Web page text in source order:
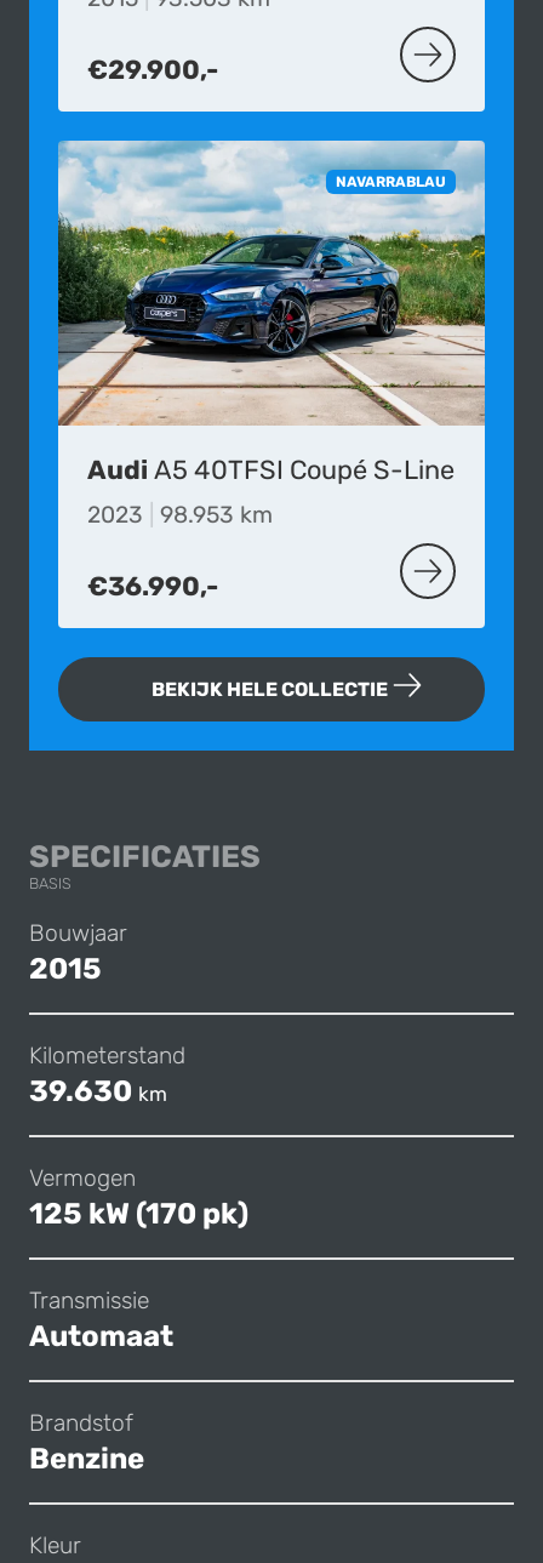
€29.900,- MEER OVER
NAVARRABLAU
Audi A5 40TFSI Coupé S-Line
2023 98.953 km
€36.990,- MEER OVER
BEKIJK HELE COLLECTIE
SPECIFICATIES
BASIS
Bouwjaar
2015
Kilometerstand
39.630 km
Vermogen
125 kW (170 pk)
Transmissie
Automaat
Brandstof
Benzine
Kleur